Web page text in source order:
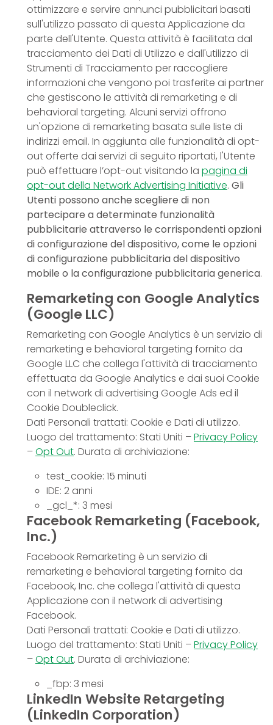
ottimizzare e servire annunci pubblicitari basati
sull'utilizzo passato di questa Applicazione da
parte dell'Utente. Questa attività è facilitata dal
tracciamento dei Dati di Utilizzo e dall'utilizzo di
Strumenti di Tracciamento per raccogliere
informazioni che vengono poi trasferite ai partner
che gestiscono le attività di remarketing e di
behavioral targeting. Alcuni servizi offrono
un'opzione di remarketing basata sulle liste di
indirizzi email. In aggiunta alle funzionalità di opt-
out offerte dai servizi di seguito riportati, l'Utente
può effettuare l’opt-out visitando la pagina di
opt-out della Network Advertising Initiative. Gli
Utenti possono anche scegliere di non
partecipare a determinate funzionalità
pubblicitarie attraverso le corrispondenti opzioni
di configurazione del dispositivo, come le opzioni
di configurazione pubblicitaria del dispositivo
mobile o la configurazione pubblicitaria generica.
Remarketing con Google Analytics
(Google LLC)
Remarketing con Google Analytics è un servizio di
remarketing e behavioral targeting fornito da
Google LLC che collega l'attività di tracciamento
effettuata da Google Analytics e dai suoi Cookie
con il network di advertising Google Ads ed il
Cookie Doubleclick.
Dati Personali trattati: Cookie e Dati di utilizzo.
Luogo del trattamento: Stati Uniti –Privacy Policy
–Opt Out. Durata di archiviazione:
test_cookie: 15 minuti
IDE: 2 anni
_gcl_*: 3 mesi
Facebook Remarketing (Facebook,
Inc.)
Facebook Remarketing è un servizio di
remarketing e behavioral targeting fornito da
Facebook, Inc. che collega l'attività di questa
Applicazione con il network di advertising
Facebook.
Dati Personali trattati: Cookie e Dati di utilizzo.
Luogo del trattamento: Stati Uniti –Privacy Policy
–Opt Out. Durata di archiviazione:
_fbp: 3 mesi
LinkedIn Website Retargeting
(LinkedIn Corporation)